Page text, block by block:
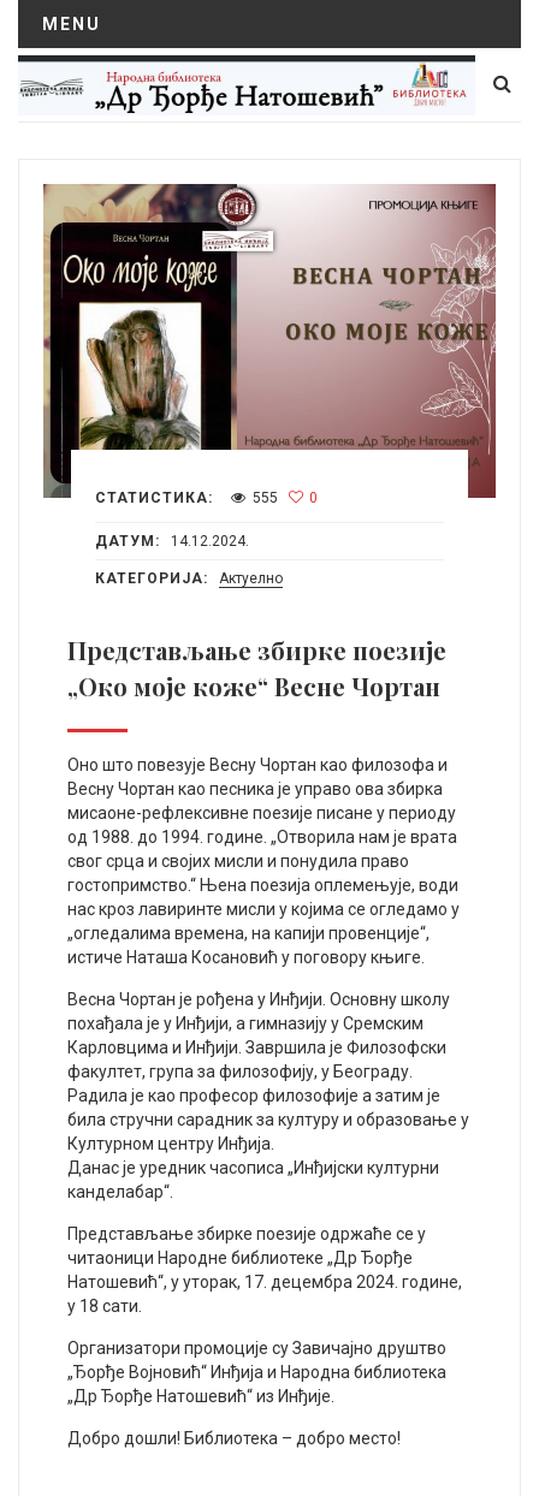
MENU
СТАТИСТИКА: 555 0
ДАТУМ: 14.12.2024.
КАТЕГОРИЈА: Актуелно
Представљање збирке поезије
„Око моје коже“ Весне Чортан
Оно што повезује Весну Чортан као филозофа и
Весну Чортан као песника је управо ова збирка
мисаоне-рефлексивне поезије писане у периоду
од 1988. до 1994. године. „Отворила нам је врата
свог срца и својих мисли и понудила право
гостопримство.“ Њена поезија оплемењује, води
нас кроз лавиринте мисли у којима се огледамо у
„огледалима времена, на капији провенције“,
истиче Наташа Косановић у поговору књиге.
Весна Чортан је рођена у Инђији. Основну школу
похађала је у Инђији, а гимназију у Сремским
Карловцима и Инђији. Завршила је Филозофски
факултет, група за филозофију, у Београду.
Радила је као професор филозофије а затим је
била стручни сарадник за културу и образовање у
Културном центру Инђија.
Данас је уредник часописа „Инђијски културни
канделабар“.
Представљање збирке поезије одржаће се у
читаоници Народне библиотеке „Др Ђорђе
Натошевић“, у уторак, 17. децембра 2024. године,
у 18 сати.
Организатори промоције су Завичајно друштво
„Ђорђе Војновић“ Инђија и Народна библиотека
„Др Ђорђе Натошевић“ из Инђије.
Добро дошли! Библиотека – добро место!